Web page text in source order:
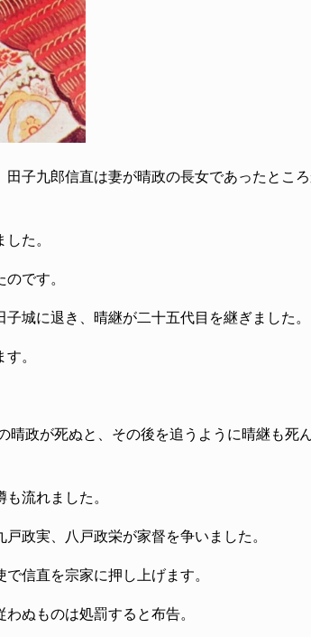
子九郎信直は妻が晴政の長女であったとこ
た。
です。
城に退き、晴継が二十五代目を継ぎました。
。
晴政が死ぬと、その後を追うように晴継も死
流れました。
政実、八戸政栄が家督を争いました。
信直を宗家に押し上げます。
ぬものは処罰すると布告。